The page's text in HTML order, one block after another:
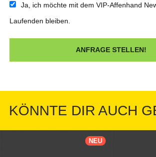
Ja, ich möchte mit dem VIP-Affenhand
Laufenden bleiben.
KÖNNTE DIR AUCH
NEU